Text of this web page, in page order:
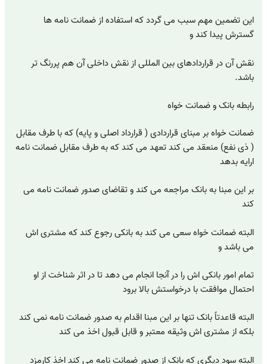
این تضمین مهم سبب می گردد که استفاده از ضمانت نامه ها
گسترش پیدا کند و
نقش آن در قراردادهای بین المللی از نقش داخلی آن هم پررنگ تر
باشد.
رابطه بانک و ضمانت خواه
ضمانت خواه بر مبنای قراردادی ( قرارداد اصلی و پایه) که با طرف مقابل
( ذی نفع) منعقد می کند تعهد می کند که به طرف مقابل ضمانت نامه
ارایه بدهد
بر این مبنا به بانک مراجعه می کند و تقاضای صدور ضمانت نامه می
کند
البته ضمانت خواه سعی می کند به بانکی رجوع کند که مشتری اش
می باشد و
تمام امور بانکی اش را در آنجا انجام می دهد تا در اثر شناخت از او
احتمال موافقت با درخواستش بالا برود
البته قاعدتاً بانک تنها بر این مبنا اقدام به صدور ضمانت نامه نمی کند
بلکه از مشتری اش وثیقه معتبر و قابل قبول اخذ می کند
البته سود دیگری که بانک از صدور ضمانت نامه می کند اخذ کارمزد